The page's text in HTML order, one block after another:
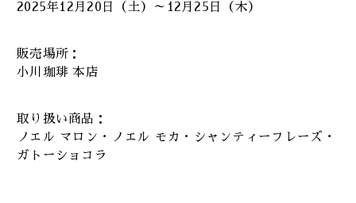
2025年12月20日（土）～12月25日（木）
販売場所：
小川珈琲 本店
取り扱い商品：
ノエル マロン・ノエル モカ・シャンティーフレーズ・
ガトーショコラ